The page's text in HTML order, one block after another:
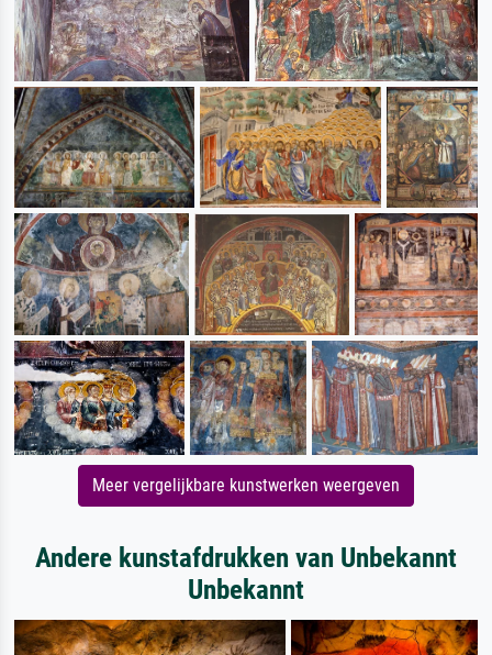
Meer vergelijkbare kunstwerken weergeven
Andere kunstafdrukken van Unbekannt
Unbekannt